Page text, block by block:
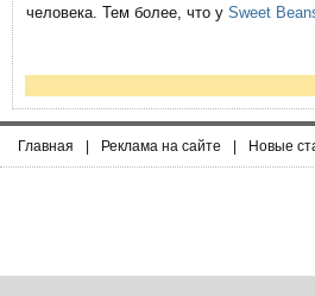
человека. Тем более, что у Sweet
Главная | Реклама на сайте | Новые